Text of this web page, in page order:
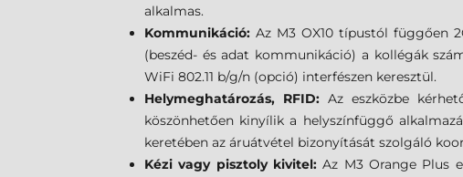
alkalmas.
Kommunikáció: Az M3 OX10 típustól függően
(beszéd- és adat kommunikáció) a kollégák
WiFi 802.11 b/g/n (opció) interfészen keresztül.
Helymeghatározás, RFID: Az eszközbe
köszönhetően kinyílik a helyszínfüggő
keretében az áruátvétel bizonyítását szolgáló
Kézi vagy pisztoly kivitel:Az M3 Orange Plus